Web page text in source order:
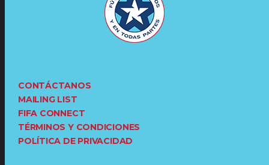
CONTÁCTANOS
MAILING LIST
FIFA CONNECT
TÉRMINOS Y CONDICIONES
POLÍTICA DE PRIVACIDAD